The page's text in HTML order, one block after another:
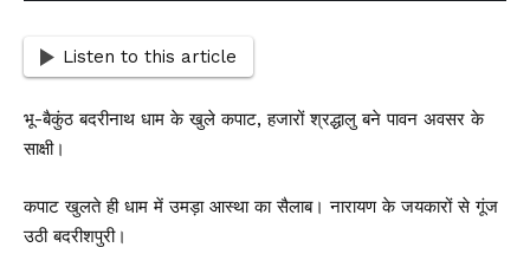
Listen to this article
भू-बैकुंठ बदरीनाथ धाम के खुले कपाट, हजारों श्रद्धालु बने पावन अवसर के
साक्षी।
कपाट खुलते ही धाम में उमड़ा आस्था का सैलाब। नारायण के जयकारों से गूंज
उठी बदरीशपुरी।